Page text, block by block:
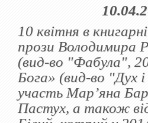
10 квітня в
прози Володимира
(вид-во "Фабула",
Бога» (вид-во "Дух
участь Мар’яна
Пастух, а також